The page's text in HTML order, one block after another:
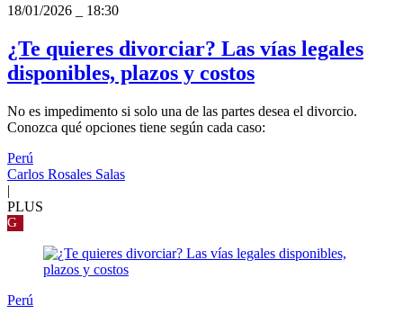
18/01/2026
18:30
¿Te quieres divorciar? Las vías legales
disponibles, plazos y costos
No es impedimento si solo una de las partes desea el divorcio.
Conozca qué opciones tiene según cada caso:
Perú
Carlos Rosales Salas
|
PLUS
G
Perú